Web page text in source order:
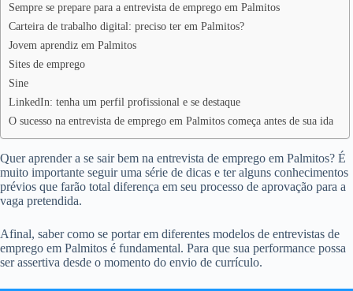
Sempre se prepare para a entrevista de emprego em Palmitos
Carteira de trabalho digital: preciso ter em Palmitos?
Jovem aprendiz em Palmitos
Sites de emprego
Sine
LinkedIn: tenha um perfil profissional e se destaque
O sucesso na entrevista de emprego em Palmitos começa antes de sua ida
Quer aprender a se sair bem na entrevista de emprego em Palmitos? É
muito importante seguir uma série de dicas e ter alguns conhecimentos
prévios que farão total diferença em seu processo de aprovação para a
vaga pretendida.
Afinal, saber como se portar em diferentes modelos de entrevistas de
emprego em Palmitos é fundamental. Para que sua performance possa
ser assertiva desde o momento do envio de currículo.